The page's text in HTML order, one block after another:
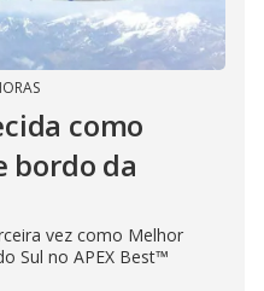
como
bordo da
vez como Melhor
Sul no APEX Best™